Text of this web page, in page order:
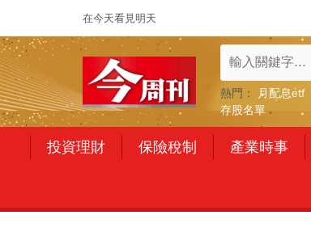
在今天看見明天
熱門： 月配息etf
存股名單
投資理財 保險稅制 產業時事